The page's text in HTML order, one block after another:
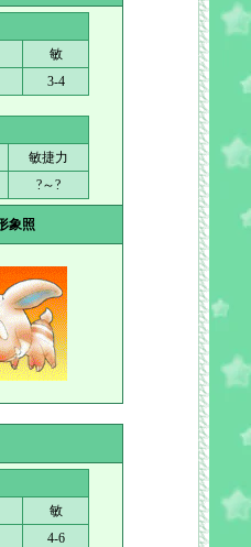
敏
3-4
敏捷力
?～?
象照
敏
4-6